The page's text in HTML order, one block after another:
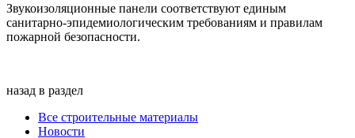
Звукоизоляционные панели соответствуют единым
санитарно-эпидемиологическим требованиям и правилам
пожарной безопасности.
назад в раздел
Все строительные материалы
Новости